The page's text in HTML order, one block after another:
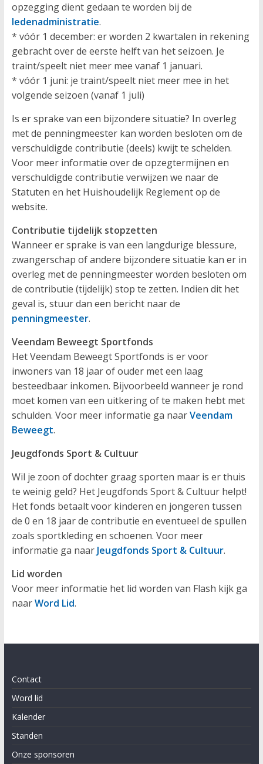
opzegging dient gedaan te worden bij de
ledenadministratie.
* vóór 1 december: er worden 2 kwartalen in rekening
gebracht over de eerste helft van het seizoen. Je
traint/speelt niet meer mee vanaf 1 januari.
* vóór 1 juni: je traint/speelt niet meer mee in het
volgende seizoen (vanaf 1 juli)
Is er sprake van een bijzondere situatie? In overleg
met de penningmeester kan worden besloten om de
verschuldigde contributie (deels) kwijt te schelden.
Voor meer informatie over de opzegtermijnen en
verschuldigde contributie verwijzen we naar de
Statuten en het Huishoudelijk Reglement op de
website.
Contributie tijdelijk stopzetten
Wanneer er sprake is van een langdurige blessure,
zwangerschap of andere bijzondere situatie kan er in
overleg met de penningmeester worden besloten om
de contributie (tijdelijk) stop te zetten. Indien dit het
geval is, stuur dan een bericht naar de
penningmeester.
Veendam Beweegt Sportfonds
Het Veendam Beweegt Sportfonds is er voor
inwoners van 18 jaar of ouder met een laag
besteedbaar inkomen. Bijvoorbeeld wanneer je rond
moet komen van een uitkering of te maken hebt met
schulden. Voor meer informatie ga naarVeendam
Beweegt.
Jeugdfonds Sport & Cultuur
Wil je zoon of dochter graag sporten maar is er thuis
te weinig geld? Het Jeugdfonds Sport & Cultuur helpt!
Het fonds betaalt voor kinderen en jongeren tussen
de 0 en 18 jaar de contributie en eventueel de spullen
zoals sportkleding en schoenen. Voor meer
informatie ga naar Jeugdfonds Sport & Cultuur.
Lid worden
Voor meer informatie het lid worden van Flash kijk ga
naarWord Lid.
Contact
Word lid
Kalender
Standen
Onze sponsoren